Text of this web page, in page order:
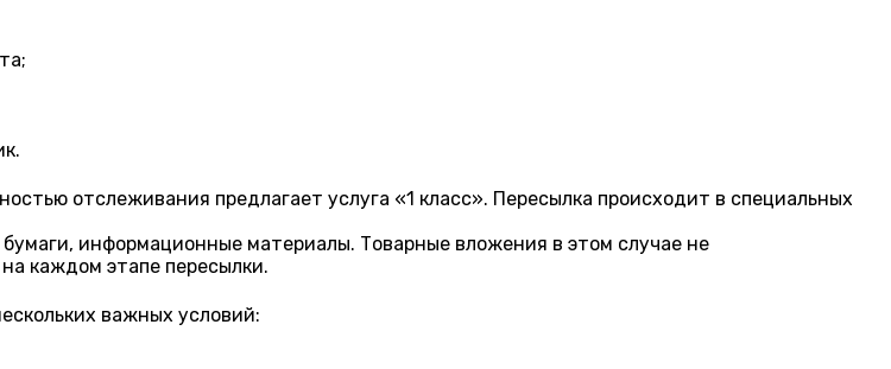
отслеживания предлагает услуга «1 класс». Пересылка происходит в специальных
информационные материалы. Товарные вложения в этом случае не
каждом этапе пересылки.
важных условий: